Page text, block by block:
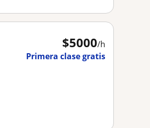
$5000/h
Primera clase gratis